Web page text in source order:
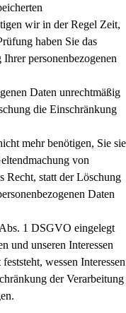
wir in der Regel Zeit,
haben Sie das
personenbezogenen
Daten unrechtmäßig
die Einschränkung
mehr benötigen, Sie sie
von
Recht, statt der Löschung
Daten
1 DSGVO eingelegt
und unseren Interessen
wessen Interessen
der Verarbeitung